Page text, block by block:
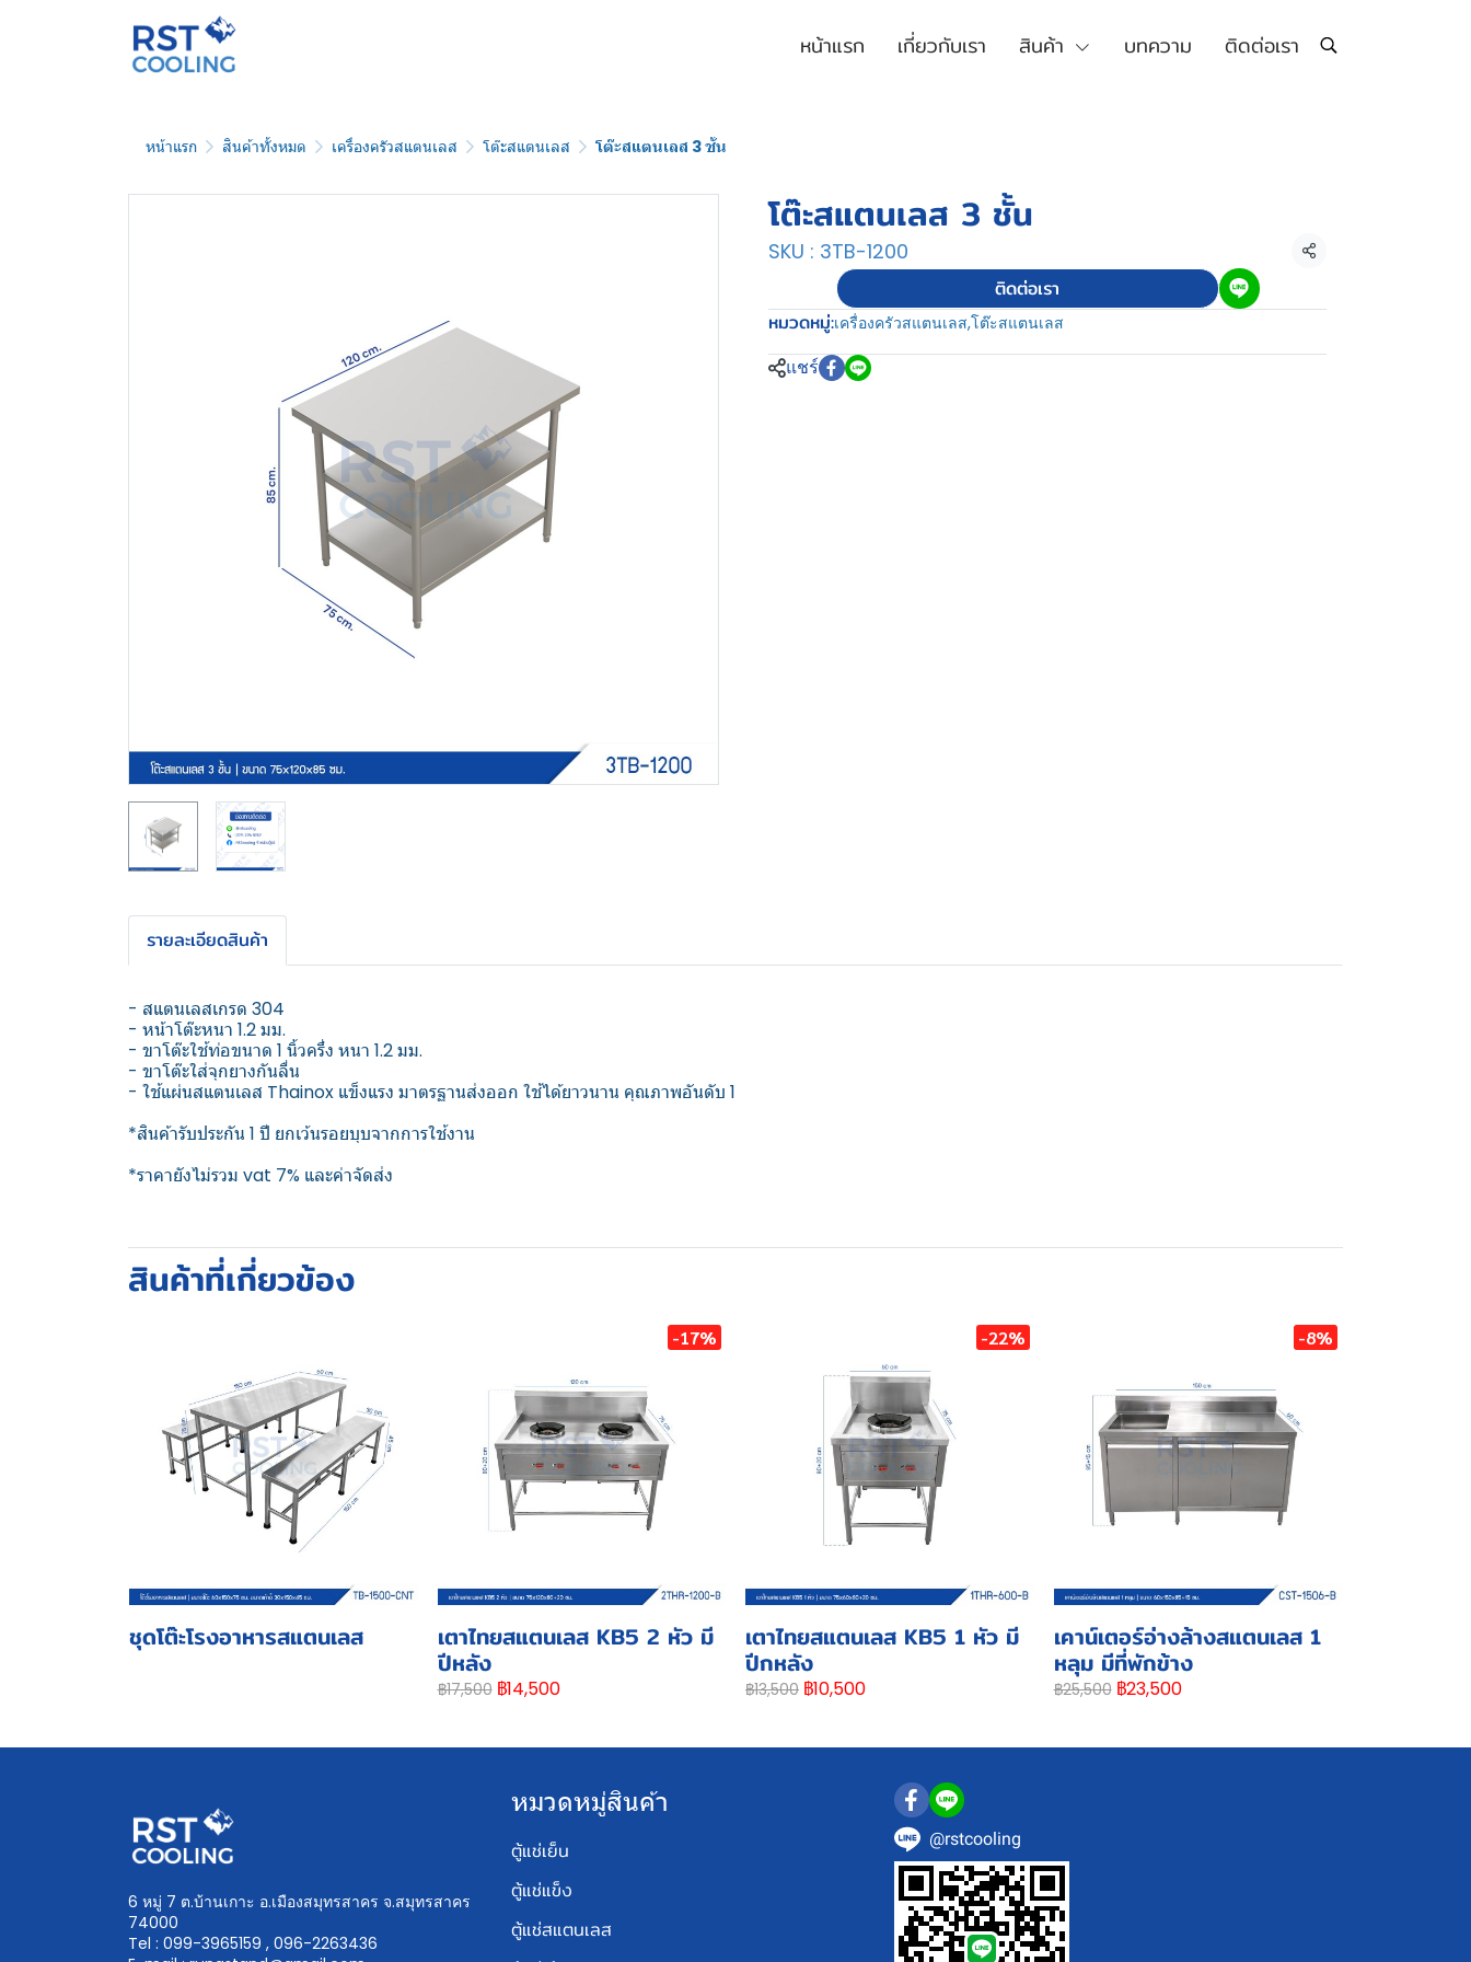
หน้าแรก เกี่ยวกับเรา สินค้า บทความ ติดต่อเรา
หน้าแรก สินค้าทั้งหมด เครื่องครัวสแตนเลส โต๊ะสแตนเลส โต๊ะสแตนเลส 3 ชั้น
โต๊ะสแตนเลส 3 ชั้น
SKU : 3TB-1200
แชร์
ติดต่อเรา
หมวดหมู่:เครื่องครัวสแตนเลส,โต๊ะสแตนเลส
แชร์
รายละเอียดสินค้า
- สแตนเลสเกรด 304
- หน้าโต๊ะหนา 1.2 มม.
- ขาโต๊ะใช้ท่อขนาด 1 นิ้วครึ่ง หนา 1.2 มม.
- ขาโต๊ะใส่จุกยางกันลื่น
- ใช้แผ่นสแตนเลส Thainox แข็งแรง มาตรฐานส่งออก ใช้ได้ยาวนาน คุณภาพอันดับ 1
*สินค้ารับประกัน 1 ปี ยกเว้นรอยบุบจากการใช้งาน
*ราคายังไม่รวม vat 7% และค่าจัดส่ง
สินค้าที่เกี่ยวข้อง
ชุดโต๊ะโรงอาหารสแตนเลส
-17%
เตาไทยสแตนเลส KB5 2 หัว มี
ปีหลัง
฿17,500 ฿14,500
-22%
เตาไทยสแตนเลส KB5 1 หัว มี
ปีกหลัง
฿13,500 ฿10,500
-8%
เคาน์เตอร์อ่างล้างสแตนเลส 1
หลุม มีที่พักข้าง
฿25,500 ฿23,500
6 หมู่ 7 ต.บ้านเกาะ อ.เมืองสมุทรสาคร จ.สมุทรสาคร
74000
Tel : 099-3965159 , 096-2263436
หมวดหมู่สินค้า
ตู้แช่เย็น
ตู้แช่แข็ง
ตู้แช่สแตนเลส
@rstcooling